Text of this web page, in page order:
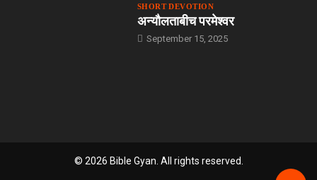
SHORT DEVOTION
अन्यौलताबीच परमेश्‍वर
September 15, 2025
© 2026 Bible Gyan. All rights reserved.